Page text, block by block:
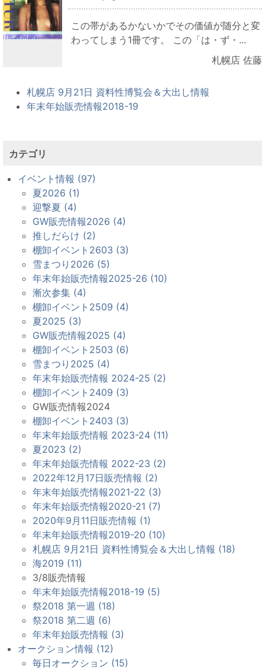
この帯があるかないかでその価値が随分と変
わってしまう1冊です。 この「は・ず・...
札幌店 佐藤
札幌店 9月21日 資料性博覧会＆大出し情報
年末年始販売情報2018-19
カテゴリ
イベント情報 (97)
夏2026 (1)
迎撃夏 (4)
GW販売情報2026 (4)
推しだらけ (2)
棚卸イベント2603 (3)
雪まつり2026 (5)
年末年始販売情報2025-26 (10)
漸次参集 (4)
棚卸イベント2509 (4)
夏2025 (3)
GW販売情報2025 (4)
棚卸イベント2503 (6)
雪まつり2025 (4)
年末年始販売情報 2024-25 (2)
棚卸イベント2409 (3)
GW販売情報2024
棚卸イベント2403 (3)
年末年始販売情報 2023-24 (11)
夏2023 (2)
年末年始販売情報 2022-23 (2)
2022年12月17日販売情報 (2)
年末年始販売情報2021-22 (3)
年末年始販売情報2020-21 (7)
2020年9月11日販売情報 (1)
年末年始販売情報2019-20 (10)
札幌店 9月21日 資料性博覧会＆大出し情報 (18)
海2019 (11)
3/8販売情報
年末年始販売情報2018-19 (5)
祭2018 第一週 (18)
祭2018 第二週 (6)
年末年始販売情報 (3)
オークション情報 (12)
毎日オークション (15)